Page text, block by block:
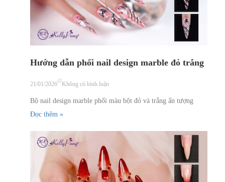
Hướng dẫn phối nail design marble đỏ trắng
21/01/2026/// Không có bình luận
Bộ nail design marble phối màu bột đỏ và trắng ấn tượng
Đọc thêm »